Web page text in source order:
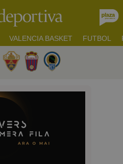
VALENCIA BASKET FUTBOL